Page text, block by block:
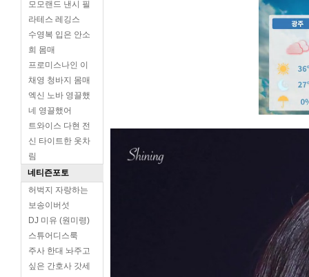
모모랜드 낸시 필
라테스 레깅스
수영복 입은 안소
희 몸매
프로미스나인 이
채영 청바지 몸매
엑신 노바 영끌했
네 영끌했어
트와이스 다현 전
신 타이트한 옷차
림
네티즌포토
허벅지 자랑하는
보송이버섯
DJ 미유 (원미령)
스튜어디스룩
주사 한대 놔주고
싶은 간호사 갓세